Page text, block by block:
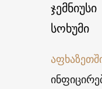
ჯემნიუსი
სოხუმი